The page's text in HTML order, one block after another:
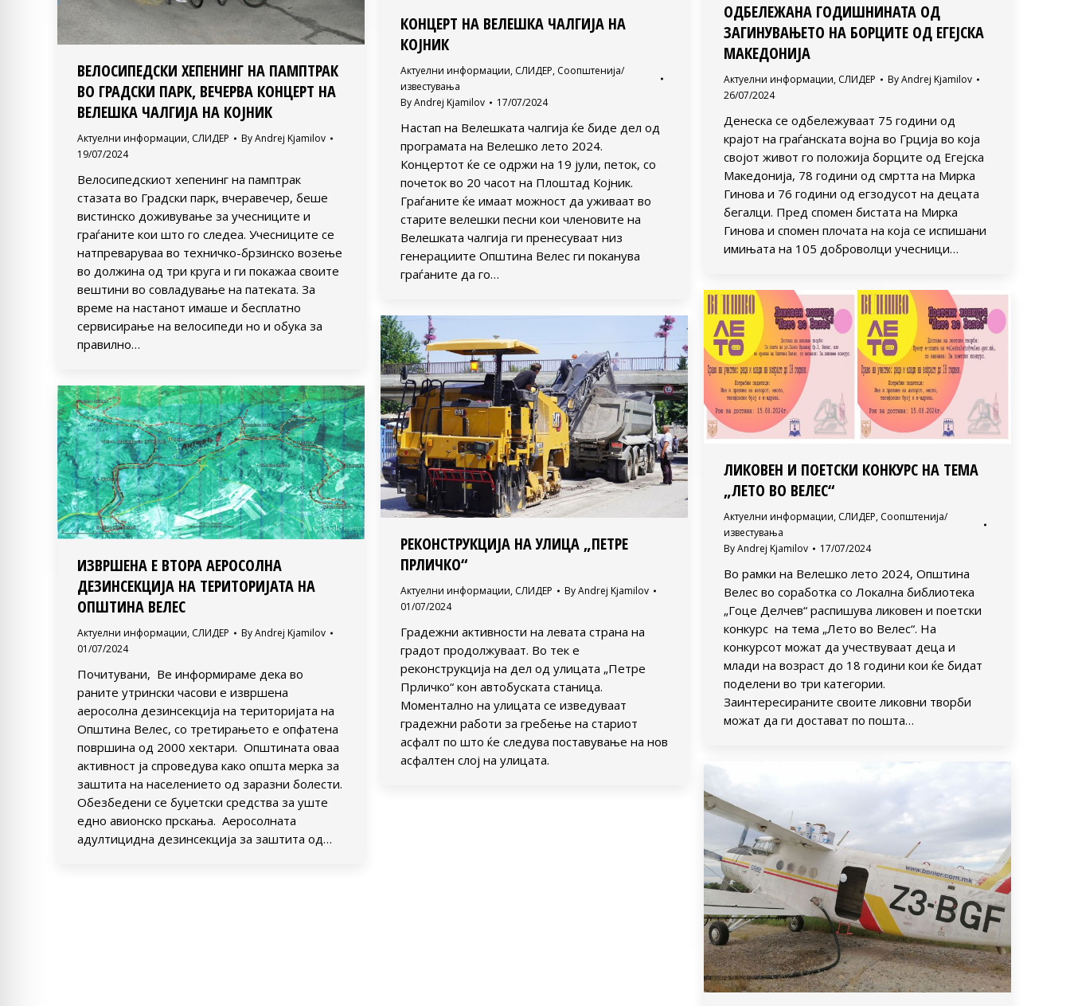
ОДБЕЛЕЖАНА ГОДИШНИНАТА ОД
ЗАГИНУВАЊЕТО НА БОРЦИТЕ ОД ЕГЕЈСКА
МАКЕДОНИЈА
Актуелни информации, СЛИДЕР ByAndrej Kjamilov
26/07/2024
Денеска се одбележуваат 75 години од
крајот на граѓанската војна во Грција во која
својот живот го положија борците од Егејска
Македонија, 78 години од смртта на Мирка
Гинова и 76 години од егзодусот на децата
бегалци. Пред спомен бистата на Мирка
Гинова и спомен плочата на која се испишани
имињата на 105 доброволци учесници…
ВЕЛОСИПЕДСКИ ХЕПЕНИНГ НА ПАМПТРАК
ВО ГРАДСКИ ПАРК, ВЕЧЕРВА КОНЦЕРТ НА
ВЕЛЕШКА ЧАЛГИЈА НА КОЈНИК
Актуелни информации, СЛИДЕР ByAndrej Kjamilov
19/07/2024
Велосипедскиот хепенинг на памптрак
стазата во Градски парк, вчеравечер, беше
вистинско доживување за учесниците и
граѓаните кои што го следеа. Учесниците се
натпреваруваа во техничко-брзинско возење
во должина од три круга и ги покажаа своите
вештини во совладување на патеката. За
време на настанот имаше и бесплатно
сервисирање на велосипеди но и обука за
правилно…
КОНЦЕРТ НА ВЕЛЕШКА ЧАЛГИЈА НА
КОЈНИК
Актуелни информации, СЛИДЕР, Соопштенија/
известувања
ByAndrej Kjamilov 17/07/2024
Настап на Велешката чалгија ќе биде дел од
програмата на Велешко лето 2024.
Концертот ќе се одржи на 19 јули, петок, со
почеток во 20 часот на Плоштад Којник.
Граѓаните ќе имаат можност да уживаат во
старите велешки песни кои членовите на
Велешката чалгија ги пренесуваат низ
генерациите Општина Велес ги поканува
граѓаните да го…
ЛИКОВЕН И ПОЕТСКИ КОНКУРС НА ТЕМА
„ЛЕТО ВО ВЕЛЕС“
Актуелни информации, СЛИДЕР, Соопштенија/
известувања
ByAndrej Kjamilov 17/07/2024
Во рамки на Велешко лето 2024, Општина
Велес во соработка со Локална библиотека
„Гоце Делчев“ распишува ликовен и поетски
конкурс на тема „Лето во Велес“. На
конкурсот можат да учествуваат деца и
млади на возраст до 18 години кои ќе бидат
поделени во три категории.
Заинтересираните своите ликовни творби
можат да ги достават по пошта…
РЕКОНСТРУКЦИЈА НА УЛИЦА „ПЕТРЕ
ПРЛИЧКО“
Актуелни информации, СЛИДЕР ByAndrej Kjamilov
01/07/2024
Градежни активности на левата страна на
градот продолжуваат. Во тек е
реконструкција на дел од улицата „Петре
Прличко“ кон автобуската станица.
Моментално на улицата се изведуваат
градежни работи за гребење на стариот
асфалт по што ќе следува поставување на нов
асфалтен слој на улицата.
ИЗВРШЕНА Е ВТОРА АЕРОСОЛНА
ДЕЗИНСЕКЦИЈА НА ТЕРИТОРИЈАТА НА
ОПШТИНА ВЕЛЕС
Актуелни информации, СЛИДЕР ByAndrej Kjamilov
01/07/2024
Почитувани, Ве информираме дека во
раните утрински часови е извршена
аеросолна дезинсекција на територијата на
Општина Велес, со третирањето е опфатена
површина од 2000 хектари. Општината оваа
активност ја спроведува како општа мерка за
заштита на населението од заразни болести.
Обезбедени се буџетски средства за уште
едно авионско прскања. Аеросолната
адултицидна дезинсекција за заштита од…